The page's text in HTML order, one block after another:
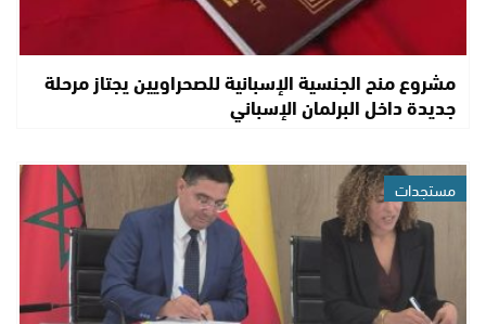
مشروع منح الجنسية الإسبانية للصحراويين يجتاز مرحلة
جديدة داخل البرلمان الإسباني
مستجدات